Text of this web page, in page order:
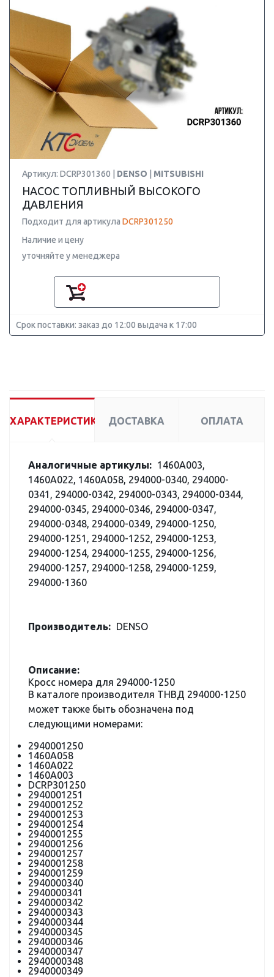
Артикул: DCRP301360 | DENSO MITSUBISHI
НАСОС ТОПЛИВНЫЙ ВЫСОКОГО
ДАВЛЕНИЯ
Подходит для артикула DCRP301250
Наличие и цену
уточняйте у менеджера
Срок поставки: заказ до 12:00 выдача к 17:00
ХАРАКТЕРИСТИКИ ДОСТАВКА ОПЛАТА
Аналогичные артикулы: 1460A003,
1460A022, 1460A058, 294000-0340, 294000-
0341, 294000-0342, 294000-0343, 294000-0344,
294000-0345, 294000-0346, 294000-0347,
294000-0348, 294000-0349, 294000-1250,
294000-1251, 294000-1252, 294000-1253,
294000-1254, 294000-1255, 294000-1256,
294000-1257, 294000-1258, 294000-1259,
294000-1360
Производитель: DENSO
Описание:
Кросс номера для 294000-1250
В каталоге производителя ТНВД 294000-1250
может также быть обозначена под
следующими номерами:
2940001250
1460A058
1460A022
1460A003
DCRP301250
2940001251
2940001252
2940001253
2940001254
2940001255
2940001256
2940001257
2940001258
2940001259
2940000340
2940000341
2940000342
2940000343
2940000344
2940000345
2940000346
2940000347
2940000348
2940000349